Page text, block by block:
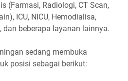
(Farmasi, Radiologi, CT Scan,
ICU, NICU, Hemodialisa,
dan beberapa layanan lainnya.
sedang membuka
posisi sebagai berikut: